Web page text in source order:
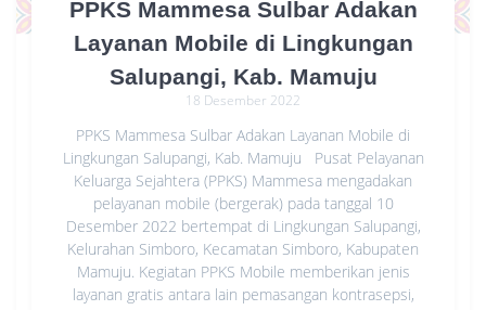
PPKS Mammesa Sulbar Adakan
Layanan Mobile di Lingkungan
Salupangi, Kab. Mamuju
18 Desember 2022
PPKS Mammesa Sulbar Adakan Layanan Mobile di
Lingkungan Salupangi, Kab. Mamuju Pusat Pelayanan
Keluarga Sejahtera (PPKS) Mammesa mengadakan
pelayanan mobile (bergerak) pada tanggal 10
Desember 2022 bertempat di Lingkungan Salupangi,
Kelurahan Simboro, Kecamatan Simboro, Kabupaten
Mamuju. Kegiatan PPKS Mobile memberikan jenis
layanan gratis antara lain pemasangan kontrasepsi,